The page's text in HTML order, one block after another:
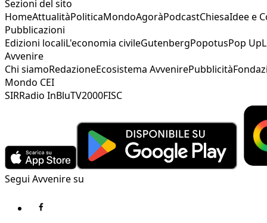
Sezioni del sito
HomeAttualitàPoliticaMondoAgoràPodcastChiesaIdee e
Pubblicazioni
Edizioni localiL'economia civileGutenbergPopotusPop Up
Avvenire
Chi siamoRedazioneEcosistema AvvenirePubblicità
Mondo CEI
SIRRadio InBluTV2000FISC
Segui Avvenire su